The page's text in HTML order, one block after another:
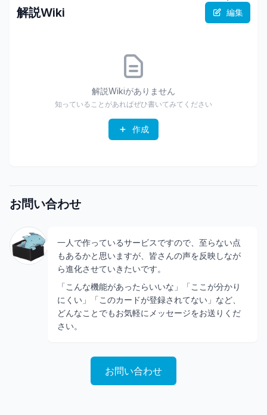
解説Wiki 編集
解説Wikiがありません
知っていることがあればぜひ書いてみてください
作成
お問い合わせ
一人で作っているサービスですので、至らない点
もあるかと思いますが、皆さんの声を反映しなが
ら進化させていきたいです。
「こんな機能があったらいいな」「ここが分かり
にくい」「このカードが登録されてない」など、
どんなことでもお気軽にメッセージをお送りくだ
さい。
お問い合わせ